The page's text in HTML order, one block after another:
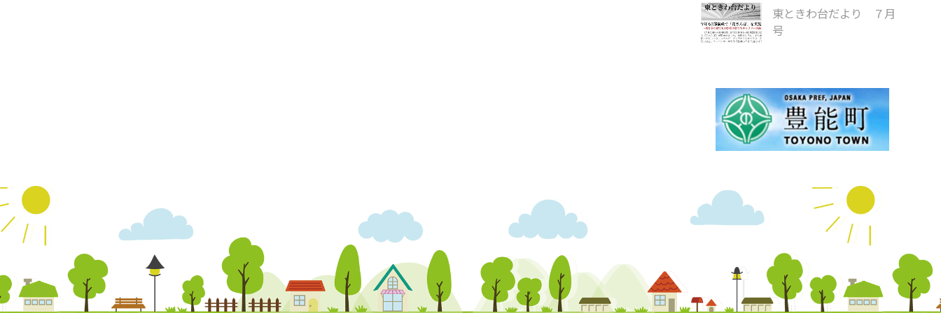
東ときわ台だより ７月
号